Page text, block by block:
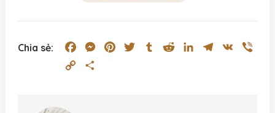
Chia sẻ: FacebookMessenger
PinterestTwitterTumblrRedditLinkedInTelegram
VK
Copy